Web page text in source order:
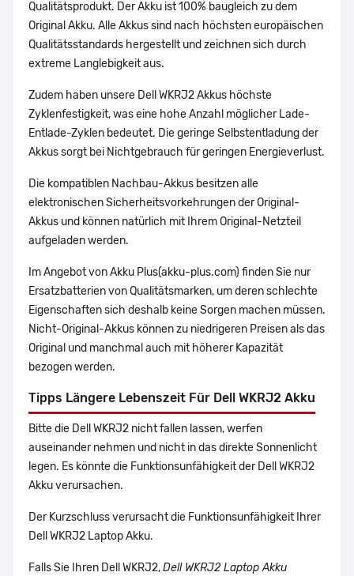
Qualitätsprodukt. Der Akku ist 100% baugleich zu dem
Original Akku. Alle Akkus sind nach höchsten europäischen
Qualitätsstandards hergestellt und zeichnen sich durch
extreme Langlebigkeit aus.
Zudem haben unsere Dell WKRJ2 Akkus höchste
Zyklenfestigkeit, was eine hohe Anzahl möglicher Lade-
Entlade-Zyklen bedeutet. Die geringe Selbstentladung der
Akkus sorgt bei Nichtgebrauch für geringen Energieverlust.
Die kompatiblen Nachbau-Akkus besitzen alle
elektronischen Sicherheitsvorkehrungen der Original-
Akkus und können natürlich mit Ihrem Original-Netzteil
aufgeladen werden.
Im Angebot von Akku Plus(akku-plus.com) finden Sie nur
Ersatzbatterien von Qualitätsmarken, um deren schlechte
Eigenschaften sich deshalb keine Sorgen machen müssen.
Nicht-Original-Akkus können zu niedrigeren Preisen als das
Original und manchmal auch mit höherer Kapazität
bezogen werden.
Tipps Längere Lebenszeit Für Dell WKRJ2 Akku
Bitte die Dell WKRJ2 nicht fallen lassen, werfen
auseinander nehmen und nicht in das direkte Sonnenlicht
legen. Es könnte die Funktionsunfähigkeit der Dell WKRJ2
Akku verursachen.
Der Kurzschluss verursacht die Funktionsunfähigkeit Ihrer
Dell WKRJ2 Laptop Akku.
Falls Sie Ihren Dell WKRJ2,Dell WKRJ2 Laptop Akku